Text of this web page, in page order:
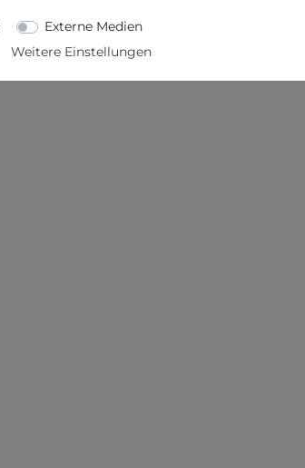
Externe Medien
Weitere Einstellungen